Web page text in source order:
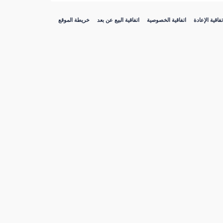
خريطة الموقع اتفاقية البيع عن بعد اتفاقية الخصوصية الإعادة